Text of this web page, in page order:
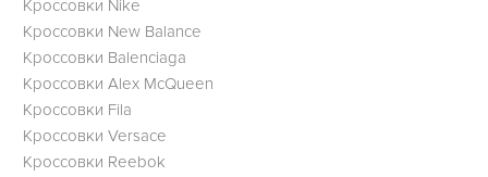
Кроссовки Nike
Кроссовки New Balance
Кроссовки Balenciaga
Кроссовки Alex McQueen
Кроссовки Fila
Кроссовки Versace
Кроссовки Reebok